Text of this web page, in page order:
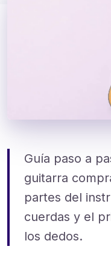
Guía paso a
guitarra
partes del
cuerdas y el
los dedos.